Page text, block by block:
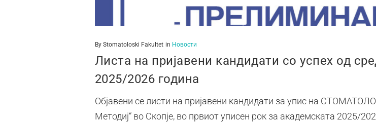
By Stomatoloski Fakultet in Новости
Листа на пријавени кандидати со успех од
2025/2026 година
Објавени се листи на пријавени кандидати за упис на
Методиј“ во Скопје, во првиот уписен рок за академската 2025/